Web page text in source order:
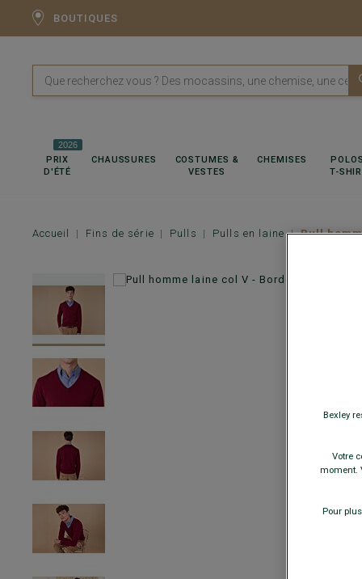
BOUTIQUES
PRIX
D'ÉTÉ
2026
CHAUSSURES
COSTUMES &
VESTES
CHEMISES
T-
Accueil Fins de série Pulls Pulls en laine Pull
Bexley
Votre
moment.
Pour